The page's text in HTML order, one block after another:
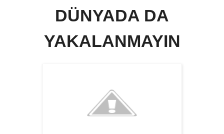
DÜNYADA DA
YAKALANMAYIN